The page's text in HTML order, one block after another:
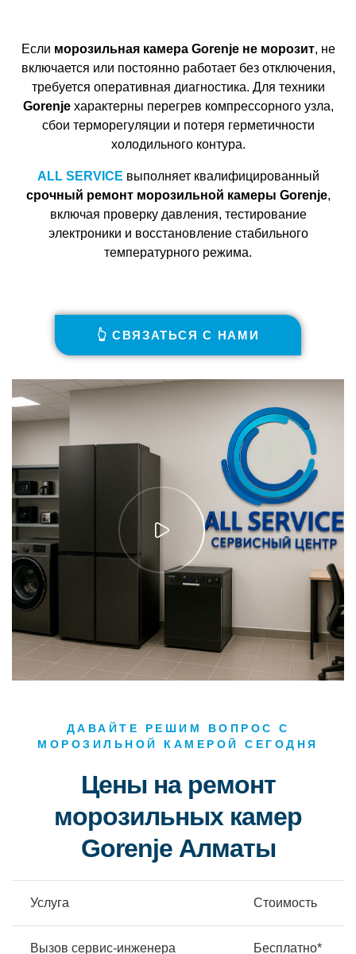
Если морозильная камера Gorenje не морозит, не
включается или постоянно работает без отключения,
требуется оперативная диагностика. Для техники
Gorenjeхарактерны перегрев компрессорного узла,
сбои терморегуляции и потеря герметичности
холодильного контура.
ALL SERVICE выполняет квалифицированный
срочный ремонт морозильной камеры Gorenje,
включая проверку давления, тестирование
электроники и восстановление стабильного
температурного режима.
👆 СВЯЗАТЬСЯ С НАМИ
ДАВАЙТЕ РЕШИМ ВОПРОС С
МОРОЗИЛЬНОЙ КАМЕРОЙ СЕГОДНЯ
Цены на ремонт
морозильных камер
Gorenje Алматы
Услуга Стоимость
Вызов сервис-инженера Бесплатно*